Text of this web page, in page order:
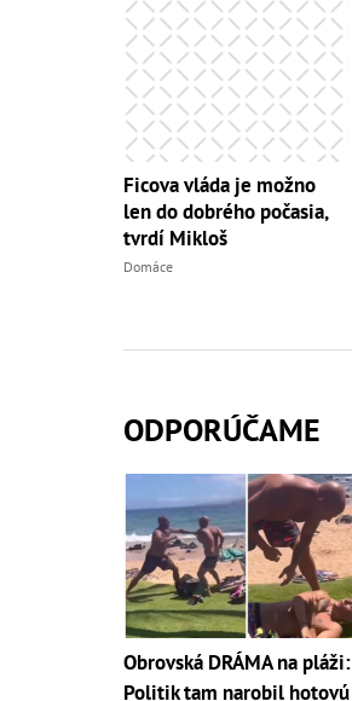
Ficova vláda je možno
len do dobrého počasia,
tvrdí Mikloš
Domáce
ODPORÚČAME
Obrovská DRÁMA na pláži:
Politik tam narobil hotovú